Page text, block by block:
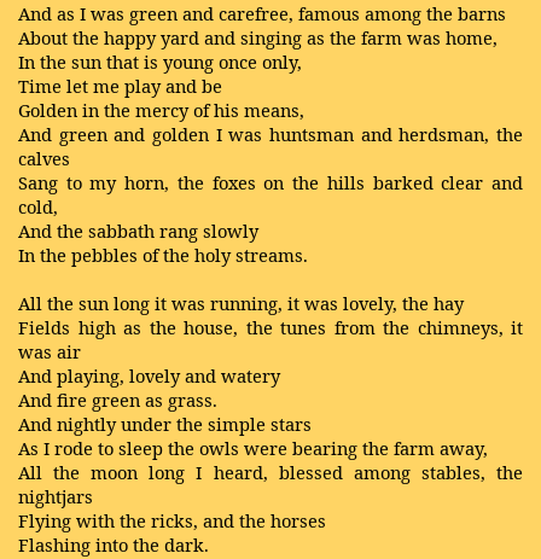
And as I was green and carefree, famous among the barns
About the happy yard and singing as the farm was home,
In the sun that is young once only,
Time let me play and be
Golden in the mercy of his means,
And green and golden I was huntsman and herdsman, the
calves
Sang to my horn, the foxes on the hills barked clear and
cold,
And the sabbath rang slowly
In the pebbles of the holy streams.
All the sun long it was running, it was lovely, the hay
Fields high as the house, the tunes from the chimneys, it
was air
And playing, lovely and watery
And fire green as grass.
And nightly under the simple stars
As I rode to sleep the owls were bearing the farm away,
All the moon long I heard, blessed among stables, the
nightjars
Flying with the ricks, and the horses
Flashing into the dark.